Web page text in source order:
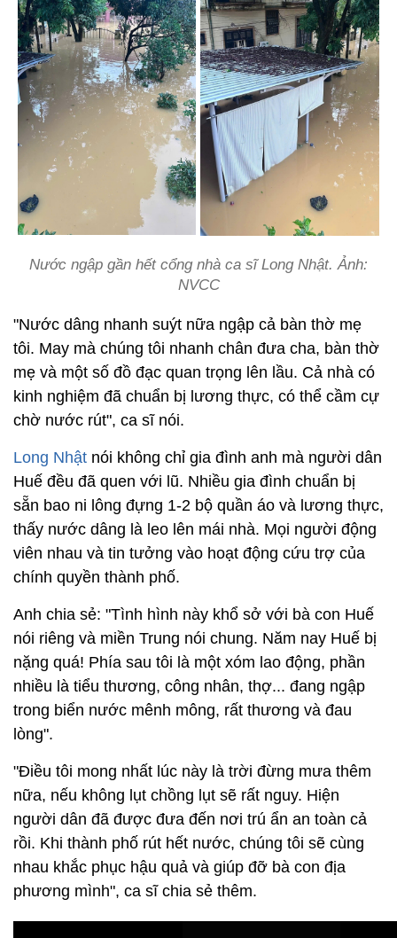
Nước ngập gần hết cổng nhà ca sĩ Long Nhật. Ảnh:
NVCC
"Nước dâng nhanh suýt nữa ngập cả bàn thờ mẹ
tôi. May mà chúng tôi nhanh chân đưa cha, bàn thờ
mẹ và một số đồ đạc quan trọng lên lầu. Cả nhà có
kinh nghiệm đã chuẩn bị lương thực, có thể cầm cự
chờ nước rút", ca sĩ nói.
Long Nhật nói không chỉ gia đình anh mà người dân
Huế đều đã quen với lũ. Nhiều gia đình chuẩn bị
sẵn bao ni lông đựng 1-2 bộ quần áo và lương thực,
thấy nước dâng là leo lên mái nhà. Mọi người động
viên nhau và tin tưởng vào hoạt động cứu trợ của
chính quyền thành phố.
Anh chia sẻ: "Tình hình này khổ sở với bà con Huế
nói riêng và miền Trung nói chung. Năm nay Huế bị
nặng quá! Phía sau tôi là một xóm lao động, phần
nhiều là tiểu thương, công nhân, thợ... đang ngập
trong biển nước mênh mông, rất thương và đau
lòng".
"Điều tôi mong nhất lúc này là trời đừng mưa thêm
nữa, nếu không lụt chồng lụt sẽ rất nguy. Hiện
người dân đã được đưa đến nơi trú ẩn an toàn cả
rồi. Khi thành phố rút hết nước, chúng tôi sẽ cùng
nhau khắc phục hậu quả và giúp đỡ bà con địa
phương mình", ca sĩ chia sẻ thêm.